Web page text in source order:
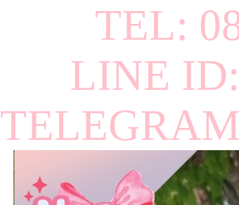
TEL:
LINE